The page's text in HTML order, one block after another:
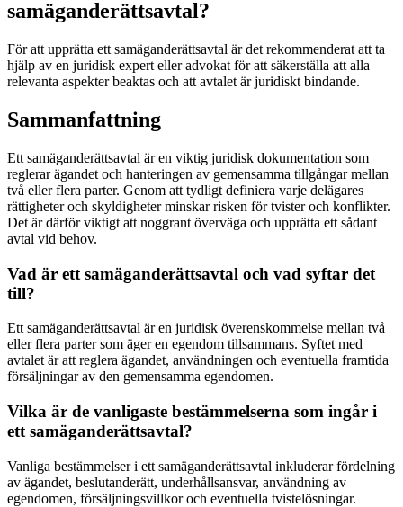
samäganderättsavtal?
För att upprätta ett samäganderättsavtal är det rekommenderat att ta
hjälp av en juridisk expert eller advokat för att säkerställa att alla
relevanta aspekter beaktas och att avtalet är juridiskt bindande.
Sammanfattning
Ett samäganderättsavtal är en viktig juridisk dokumentation som
reglerar ägandet och hanteringen av gemensamma tillgångar mellan
två eller flera parter. Genom att tydligt definiera varje delägares
rättigheter och skyldigheter minskar risken för tvister och konflikter.
Det är därför viktigt att noggrant överväga och upprätta ett sådant
avtal vid behov.
Vad är ett samäganderättsavtal och vad syftar det
till?
Ett samäganderättsavtal är en juridisk överenskommelse mellan två
eller flera parter som äger en egendom tillsammans. Syftet med
avtalet är att reglera ägandet, användningen och eventuella framtida
försäljningar av den gemensamma egendomen.
Vilka är de vanligaste bestämmelserna som ingår i
ett samäganderättsavtal?
Vanliga bestämmelser i ett samäganderättsavtal inkluderar fördelning
av ägandet, beslutanderätt, underhållsansvar, användning av
egendomen, försäljningsvillkor och eventuella tvistelösningar.